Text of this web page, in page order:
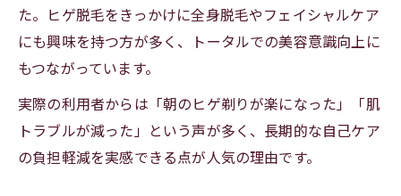
た。ヒゲ脱毛をきっかけに全身脱毛やフェイシャルケア
にも興味を持つ方が多く、トータルでの美容意識向上に
もつながっています。
実際の利用者からは「朝のヒゲ剃りが楽になった」「肌
トラブルが減った」という声が多く、長期的な自己ケア
の負担軽減を実感できる点が人気の理由です。